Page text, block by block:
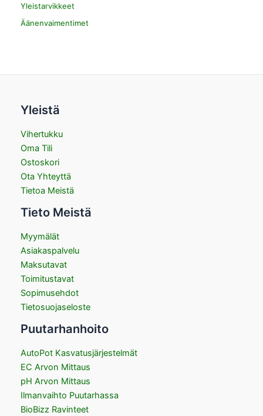
Yleistarvikkeet
Äänenvaimentimet
Yleistä
Vihertukku
Oma Tili
Ostoskori
Ota Yhteyttä
Tietoa Meistä
Tieto Meistä
Myymälät
Asiakaspalvelu
Maksutavat
Toimitustavat
Sopimusehdot
Tietosuojaseloste
Puutarhanhoito
AutoPot Kasvatusjärjestelmät
EC Arvon Mittaus
pH Arvon Mittaus
Ilmanvaihto Puutarhassa
BioBizz Ravinteet